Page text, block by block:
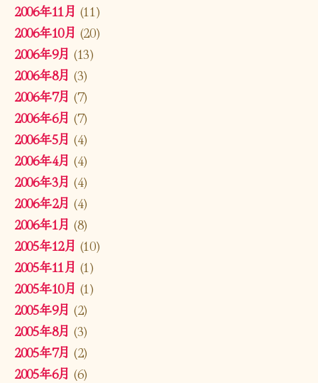
2006年11月 (11)
2006年10月 (20)
2006年9月 (13)
2006年8月 (3)
2006年7月 (7)
2006年6月 (7)
2006年5月 (4)
2006年4月 (4)
2006年3月 (4)
2006年2月 (4)
2006年1月 (8)
2005年12月 (10)
2005年11月 (1)
2005年10月 (1)
2005年9月 (2)
2005年8月 (3)
2005年7月 (2)
2005年6月 (6)